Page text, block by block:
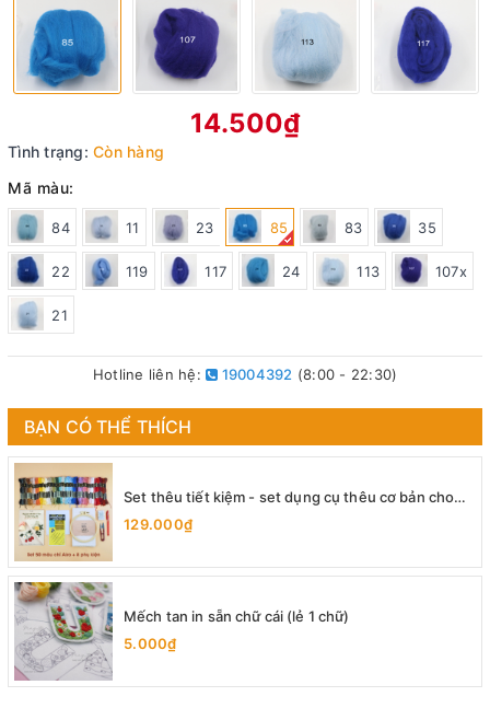
14.500₫
Tình trạng: Còn hàng
Mã màu:
84 11 23 85 83 35
22 119 117 24 113 107x
21
Hotline liên hệ: 19004392 (8:00 - 22:30)
BẠN CÓ THỂ THÍCH
Set thêu tiết kiệm - set dụng cụ thêu cơ bản cho
người mới bắt đầu
129.000₫
Mếch tan in sẵn chữ cái (lẻ 1 chữ)
5.000₫